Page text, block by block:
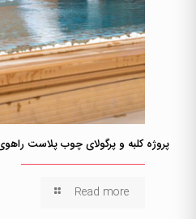
پروژه کلبه و پرگولای چوب پلاست
Read more